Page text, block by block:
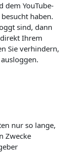
dem YouTube-
haben.
sind, dann
Ihrem
Sie verhindern,
nur so lange,
Zwecke